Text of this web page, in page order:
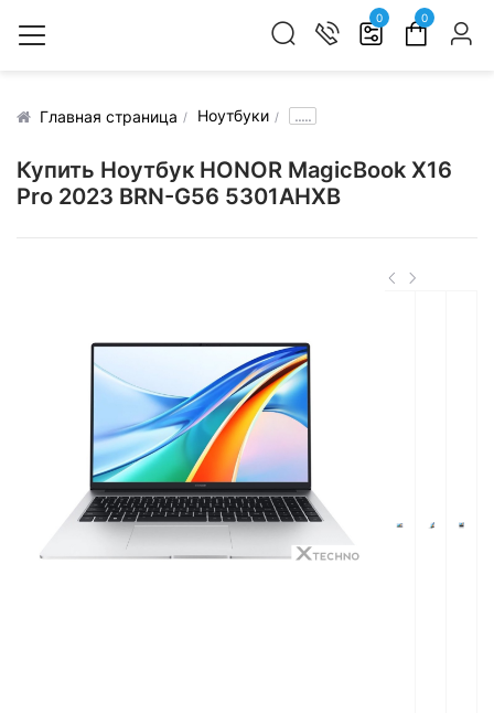
0 0
Главная страница Ноутбуки .....
Купить Ноутбук HONOR MagicBook X16
Pro 2023 BRN-G56 5301AHXB